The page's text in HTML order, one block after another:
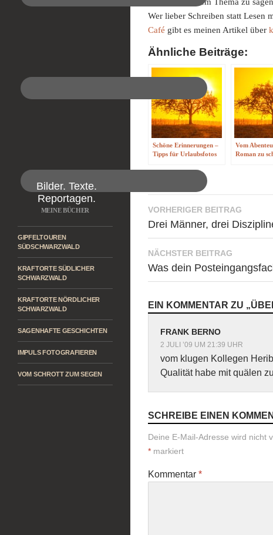
Wer lieber Schreiben statt Lesen
Café gibt es meinen Artikel über
Ähnliche Beiträge:
Schöne Erinnerungen –
Tipps für Urlaubsfotos
Vom
Roman zu
Beitragsnavigation
VORHERIGER BEITRAG
Drei Männer, drei
NÄCHSTER BEITRAG
Was dein
EIN KOMMENTAR ZU
FRANK BERNO
2 JULI ’09 UM 21:39 UHR
vom klugen Kollegen
Qualität habe mit quälen
SCHREIBE EINEN
Deine E-Mail-Adresse wird nicht
* markiert
Kommentar *
Bilder. Texte.
Reportagen.
MEINE BÜCHER
GIPFELTOUREN
SÜDSCHWARZWALD
KRAFTORTE SÜDLICHER
SCHWARZWALD
KRAFTORTE NÖRDLICHER
SCHWARZWALD
SAGENHAFTE GESCHICHTEN
IMPULS FOTOGRAFIEREN
VOM SCHROTT ZUM SEGEN